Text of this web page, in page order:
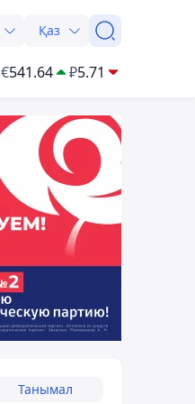
Қаз
€541.64 ₽5.71
Танымал